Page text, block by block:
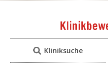
Kliniksuche